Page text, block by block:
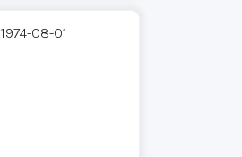
1974-08-01